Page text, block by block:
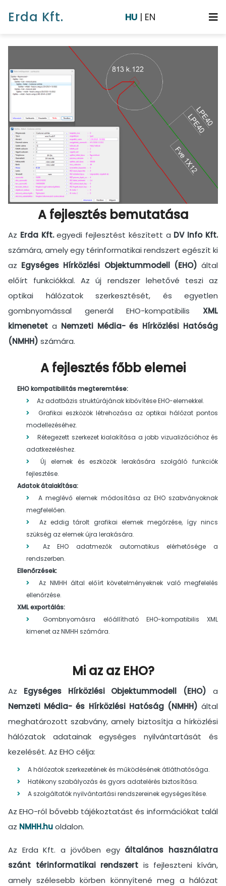
Erda Kft.
Főoldal
Rólunk
Munkáink
Szolgáltatások
Galéria
HU | EN
A fejlesztés bemutatása
Az Erda Kft.egyedi fejlesztést készített a DV Info Kft.
számára, amely egy térinformatikai rendszert egészít ki
az Egységes Hírközlési Objektummodell (EHO) által
előírt funkciókkal. Az új rendszer lehetővé teszi az
optikai hálózatok szerkesztését, és egyetlen
gombnyomással generál EHO-kompatibilis XML
kimenetet a Nemzeti Média- és Hírközlési Hatóság
(NMHH) számára.
A fejlesztés főbb elemei
EHO kompatibilitás megteremtése:
Az adatbázis struktúrájának kibővítése EHO-elemekkel.
Grafikai eszközök létrehozása az optikai hálózat pontos
modellezéséhez.
Rétegezett szerkezet kialakítása a jobb vizualizációhoz és
adatkezeléshez.
Új elemek és eszközök lerakására szolgáló funkciók
fejlesztése.
Adatok átalakítása:
A meglévő elemek módosítása az EHO szabványoknak
megfelelően.
Az eddig tárolt grafikai elemek megőrzése, így nincs
szükség az elemek újra lerakására.
Az EHO adatmezők automatikus elérhetősége a
rendszerben.
Ellenőrzések:
Az NMHH által előírt követelményeknek való megfelelés
ellenőrzése.
XML exportálás:
Gombnyomásra előállítható EHO-kompatibilis XML
kimenet az NMHH számára.
Mi az az EHO?
Az Egységes Hírközlési Objektummodell (EHO) a
Nemzeti Média- és Hírközlési Hatóság (NMHH) által
meghatározott szabvány, amely biztosítja a hírközlési
hálózatok adatainak egységes nyilvántartását és
kezelését. Az EHO célja:
A hálózatok szerkezetének és működésének átláthatósága.
Hatékony szabályozás és gyors adatelérés biztosítása.
A szolgáltatók nyilvántartási rendszereinek egységesítése.
Az EHO-ról bővebb tájékoztatást és információkat talál
az NMHH.huoldalon.
Az Erda Kft. a jövőben egy általános használatra
szánt térinformatikai rendszert is fejleszteni kíván,
amely szélesebb körben könnyítené meg a hálózat